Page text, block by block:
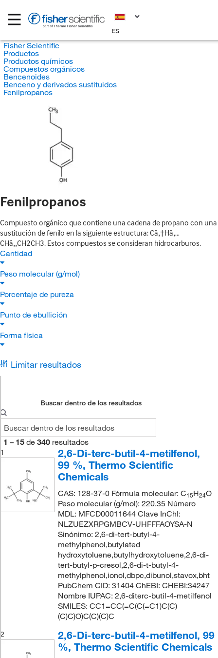
ES
Fisher Scientific
Productos
Productos químicos
Compuestos orgánicos
Bencenoides
Benceno y derivados sustituidos
Fenilpropanos
Fenilpropanos
Compuesto orgánico que contiene una cadena de propano con una
sustitución de fenilo en la siguiente estructura: Câ‚†Hâ‚…
CHâ‚‚CH2CH3. Estos compuestos se consideran hidrocarburos.
Cantidad
Peso molecular (g/mol)
Porcentaje de pureza
Punto de ebullición
Forma física
Limitar resultados
Buscar dentro de los resultados
1 – 15 de 340 resultados
1
2,6-Di-terc-butil-4-metilfenol,
99 %, Thermo Scientific
Chemicals
CAS: 128-37-0 Fórmula molecular: C15H24O
Peso molecular (g/mol): 220.35 Número
MDL: MFCD00011644 Clave InChI:
NLZUEZXRPGMBCV-UHFFFAOYSA-N
Sinónimo: 2,6-di-tert-butyl-4-
methylphenol,butylated
hydroxytoluene,butylhydroxytoluene,2,6-di-
tert-butyl-p-cresol,2,6-di-t-butyl-4-
methylphenol,ionol,dbpc,dibunol,stavox,bht
PubChem CID: 31404 ChEBI: CHEBI:34247
Nombre IUPAC: 2,6-diterc-butil-4-metilfenol
SMILES: CC1=CC(=C(C(=C1)C(C)
(C)C)O)C(C)(C)C
2
2,6-Di-terc-butil-4-metilfenol, 99
%, Thermo Scientific Chemicals